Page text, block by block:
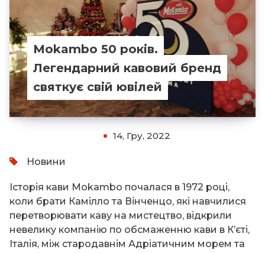
Mokambo 50 років.
Легендарний кавовий бренд
святкує свій ювілей
14, Гру, 2022
Новини
Історія кави Mokambo почалася в 1972 році,
коли брати Камілло та Вінченцо, які навчилися
перетворювати каву на мистецтво, відкрили
невелику компанію по обсмаженню кави в К’єті,
Італія, між стародавнім Адріатичним морем та